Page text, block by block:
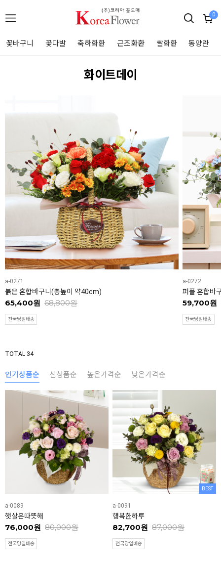
0
꽃바구니 꽃다발 축하화환 근조화환 쌀화환 동양란
화이트데이
a-0271
붉은 혼합바구니(총높이 약40cm)
65,400원 68,800원
전국당일배송
a-0272
퍼플 혼합바
59,700원
전국당일배송
TOTAL 34
인기상품순 신상품순 높은가격순 낮은가격순
a-0089
햇살은따뜻해
76,000원 80,000원
전국당일배송
BEST
a-0091
행복한하루
82,700원 87,000원
전국당일배송